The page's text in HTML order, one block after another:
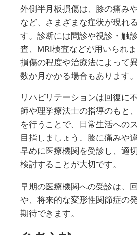
外側半月板損傷は、膝の痛み
など、さまざまな症状が現れ
す。診断には問診や視診・触
査、MRI検査などが用いられ
損傷の程度や治療法によって
数か月かかる場合もあります。
リハビリテーションは回復に
師や理学療法士の指導のもと
を行うことで、日常生活への
目指しましょう。膝に痛みや
早めに医療機関を受診し、適
検討することが大切です。
早期の医療機関への受診は、
や、将来的な変形性関節症の
期待できます。